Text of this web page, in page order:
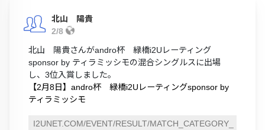
北山 陽貴
2/8
北山 陽貴さんがandro杯 緑橋i2Uレーティング
sponsor by ティラミッシモの混合シングルスに出場
し、3位入賞しました。
【2月8日】andro杯 緑橋i2Uレーティングsponsor by
ティラミッシモ
I2UNET.COM/EVENT/RESULT/MATCH_CATEGORY_